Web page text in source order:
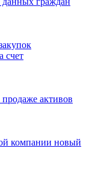
счет
активов
компании новый